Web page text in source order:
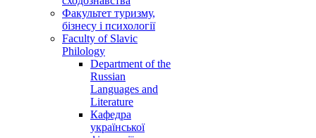
Факультет туризму,
бізнесу і психології
Faculty of Slavic
Philology
Department of the
Russian
Languages and
Literature
Кафедра
української